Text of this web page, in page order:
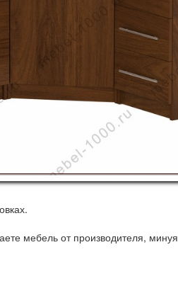
мебель от производителя,